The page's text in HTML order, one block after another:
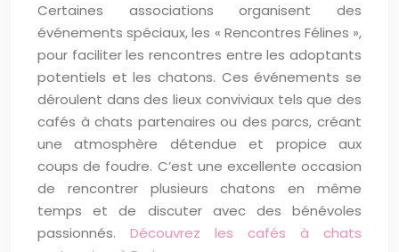
Certaines associations organisent des
événements spéciaux, les « Rencontres Félines »,
pour faciliter les rencontres entre les adoptants
potentiels et les chatons. Ces événements se
déroulent dans des lieux conviviaux tels que des
cafés à chats partenaires ou des parcs, créant
une atmosphère détendue et propice aux
coups de foudre. C’est une excellente occasion
de rencontrer plusieurs chatons en même
temps et de discuter avec des bénévoles
passionnés. Découvrez les cafés à chats